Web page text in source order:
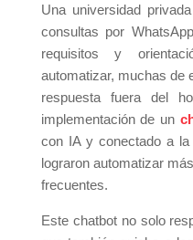
Una universidad
consultas por
requisitos y
automatizar, muchas de
respuesta fuera del
implementación de un
con IA y conectado a
lograron automatizar
frecuentes.
Este chatbot no solo